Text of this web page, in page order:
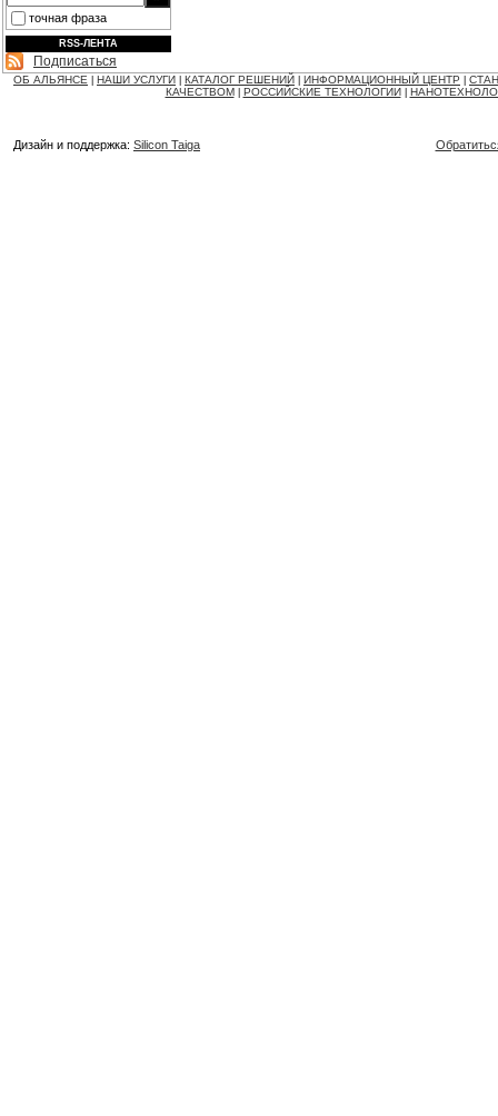
точная фраза
RSS-ЛЕНТА
Подписаться
ОБ АЛЬЯНСЕ НАШИ УСЛУГИ КАТАЛОГ РЕШЕНИЙ ИНФОРМАЦИОННЫЙ ЦЕНТР
КАЧЕСТВОМ
РОССИЙСКИЕ ТЕХНОЛОГИИ
Дизайн и поддержка: Silicon Taiga